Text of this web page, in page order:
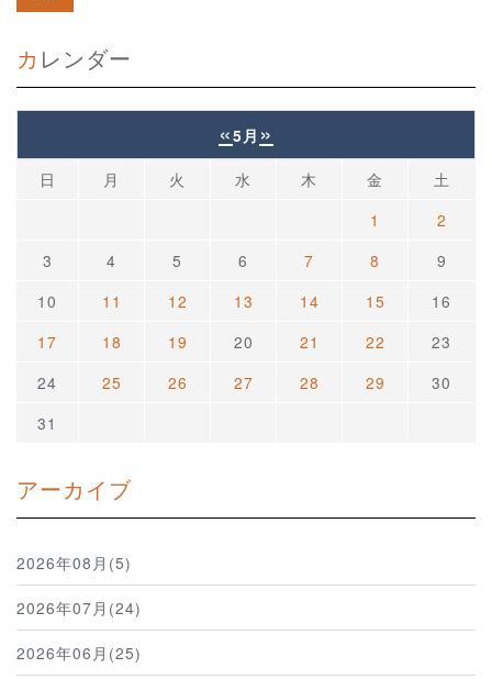
カレンダー
«5月 »
日 月 火 水 木 金
土
1
2
3
4 5 6 7 8
9
10
11 12 13 14 15
16
17
18 19 20 21 22
23
24
25 26 27 28 29
30
31
アーカイブ
2026年08月(5)
2026年07月(24)
2026年06月(25)